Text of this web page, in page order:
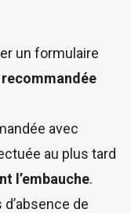
un formulaire
avec
au plus tard
l’embauche.
de